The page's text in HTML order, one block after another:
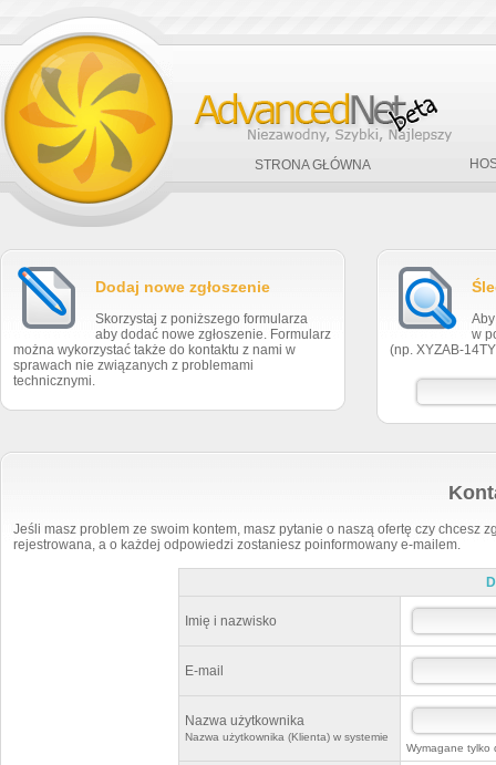
STRONA GŁÓWNA
w
(np. XYZAB-
Dodaj nowe zgłoszenie
Skorzystaj z poniższego formularza
aby dodać nowe zgłoszenie. Formularz
można wykorzystać także do kontaktu z nami w
sprawach nie związanych z problemami
technicznymi.
Jeśli masz problem ze swoim kontem, masz pytanie o naszą ofertę czy chcesz
rejestrowana, a o każdej odpowiedzi zostaniesz poinformowany e-mailem.
Imię i nazwisko
E-mail
Nazwa użytkownika
Nazwa użytkownika (Klienta) w systemie
Wymagane tylko